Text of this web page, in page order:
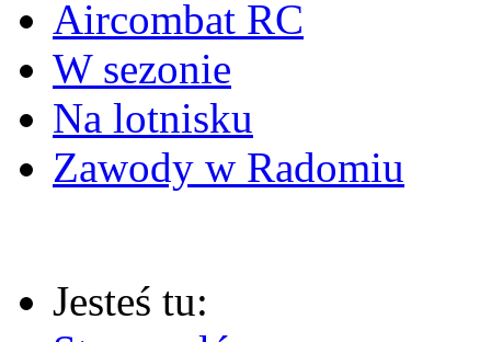
Aircombat RC
W sezonie
Na lotnisku
Zawody w Radomiu
Jesteś tu: